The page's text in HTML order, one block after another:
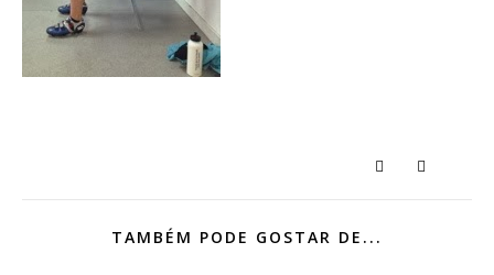
TAMBÉM PODE GOSTAR DE...